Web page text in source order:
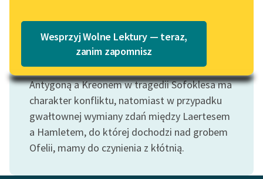
Lektury szkolne i klasyka
literatury do słuchania dla
uczennic i uczniów z
niepełnosprawnościami
E-kolekcja lektur
szkolnych i literatury do
słuchania dla uczennic i
niepełnosprawnościami
Katalog w formacie PDF
Wesprzyj Wolne Lektury — teraz,
zanim zapomnisz
sytuacje sporu, zderzenia przeciwstawnych
poglądów czy postaw. Nie chodzi tu jednak o
kłótnię. Aby odróżnić te dwa zjawiska
wystarczy użyć przykładów: spór między
Antygoną a Kreonem w tragedii Sofoklesa ma
charakter konfliktu, natomiast w przypadku
gwałtownej wymiany zdań między Laertesem
a Hamletem, do której dochodzi nad grobem
Ofelii, mamy do czynienia z kłótnią.